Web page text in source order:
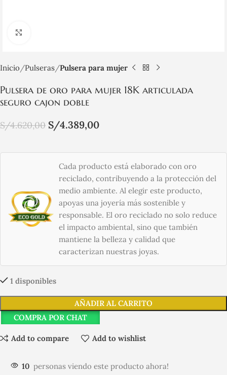
Inicio Pulseras Pulsera para mujer
Pulsera de oro para mujer 18K articulada
seguro cajon doble
S/4.620,00 S/4.389,00
Cada producto está elaborado con oro
reciclado, contribuyendo a la protección del
medio ambiente. Al elegir este producto,
apoyas una joyería más sostenible y
responsable. El oro reciclado no solo reduce
el impacto ambiental, sino que también
mantiene la belleza y calidad que
caracterizan nuestras joyas.
1 disponibles
AÑADIR AL CARRITO
COMPRA POR CHAT
Add to compare Add to wishlist
10 personas viendo este producto ahora!